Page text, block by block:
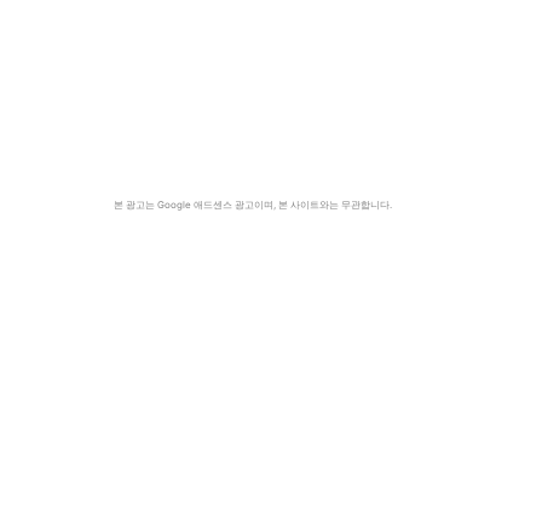
본 광고는 Google 애드센스 광고이며, 본 사이트와는 무관합니다.